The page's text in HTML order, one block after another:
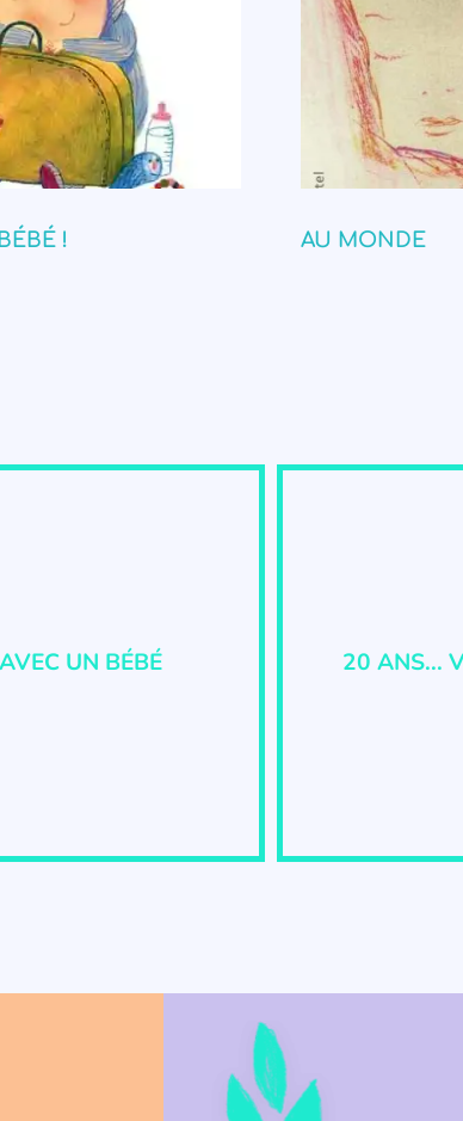
! AU MONDE
UN BÉBÉ 20 ANS...